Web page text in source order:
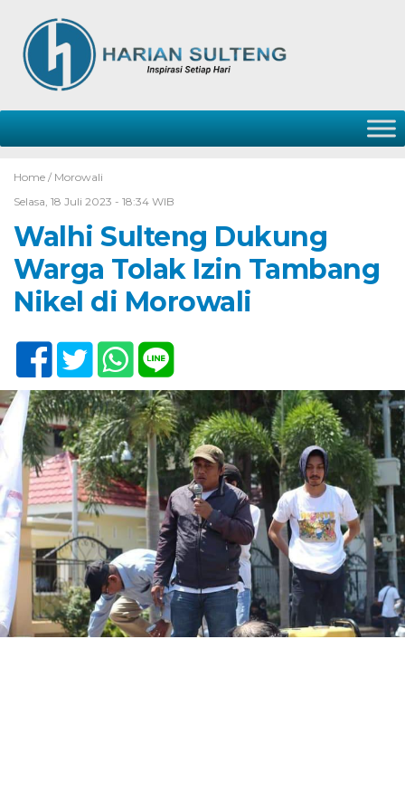
Home / Morowali
Selasa, 18 Juli 2023 - 18:34 WIB
Walhi Sulteng Dukung
Warga Tolak Izin Tambang
Nikel di Morowali